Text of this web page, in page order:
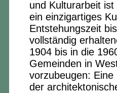
und Kulturarbeit
ein einzigartiges
Entstehungszeit
vollständig
1904 bis in die
Gemeinden in
vorzubeugen:
der